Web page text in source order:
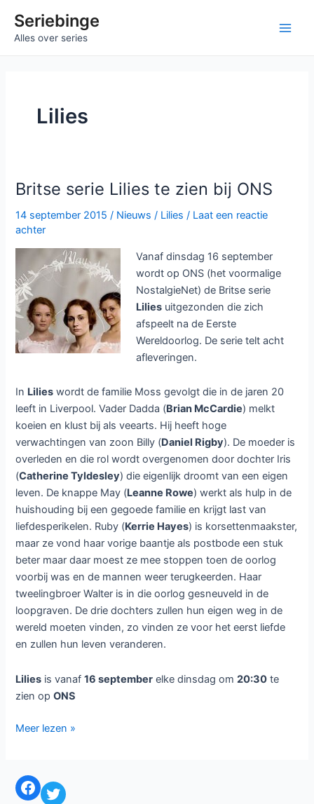
naarSeriebinge
Alles over series
Lilies
Britse serie Lilies te zien bij ONS
14 september 2015/ Nieuws / Lilies / Laat een reactie
achter
Vanaf dinsdag 16 september
wordt op ONS (het voormalige
NostalgieNet) de Britse serie
Lilies uitgezonden die zich
afspeelt na de Eerste
Wereldoorlog. De serie telt acht
afleveringen.
In Lilies wordt de familie Moss gevolgt die in de jaren 20
leeft in Liverpool. Vader Dadda (Brian McCardie) melkt
koeien en klust bij als veearts. Hij heeft hoge
verwachtingen van zoon Billy (Daniel Rigby). De moeder is
overleden en die rol wordt overgenomen door dochter Iris
(Catherine Tyldesley) die eigenlijk droomt van een eigen
leven. De knappe May (Leanne Rowe) werkt als hulp in de
huishouding bij een gegoede familie en krijgt last van
liefdesperikelen. Ruby (Kerrie Hayes) is korsettenmaakster,
maar ze vond haar vorige baantje als postbode een stuk
beter maar daar moest ze mee stoppen toen de oorlog
voorbij was en de mannen weer terugkeerden. Haar
tweelingbroer Walter is in die oorlog gesneuveld in de
loopgraven. De drie dochters zullen hun eigen weg in de
wereld moeten vinden, zo vinden ze voor het eerst liefde
en zullen hun leven veranderen.
Lilies is vanaf16 september elke dinsdag om20:30 te
zien opONS
Britse
te
zien
Meer lezen »
Facebook Twitter